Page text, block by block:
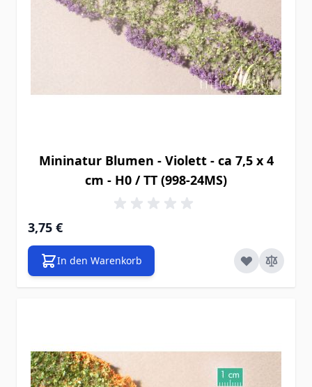
Mininatur Blumen - Violett - ca 7,5 x 4
cm - H0 / TT (998-24MS)
3,75 €
In den Warenkorb